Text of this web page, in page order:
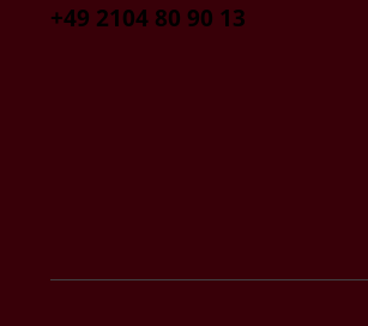
+49 2104 80 90 13